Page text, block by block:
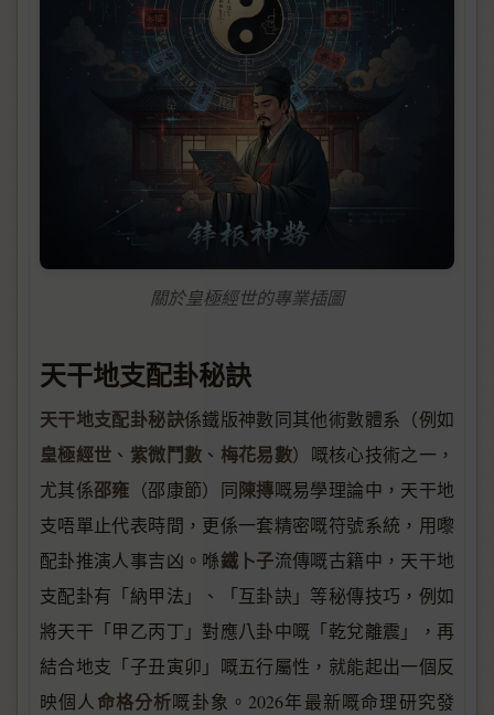
關於皇極經世的專業插圖
天干地支配卦秘訣
天干地支配卦秘訣係鐵版神數同其他術數體系（例如
皇極經世 、 紫微鬥數 、 梅花易數）嘅核心技術之一，
尤其係邵雍 （邵康節）同陳摶嘅易學理論中，天干地
支唔單止代表時間，更係一套精密嘅符號系統，用嚟
配卦推演人事吉凶。喺鐵卜子流傳嘅古籍中，天干地
支配卦有「納甲法」、「互卦訣」等秘傳技巧，例如
將天干「甲乙丙丁」對應八卦中嘅「乾兌離震」，再
結合地支「子丑寅卯」嘅五行屬性，就能起出一個反
映個人 命格分析嘅卦象。2026年最新嘅命理研究發